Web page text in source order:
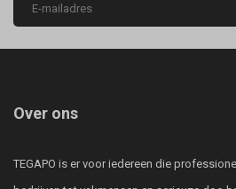
Over ons
TEGAPO is er voor iedereen die